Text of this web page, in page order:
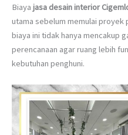
Biaya jasa desain interior
utama sebelum memulai proyek
biaya ini tidak hanya mencakup
perencanaan agar ruang lebih
kebutuhan penghuni.